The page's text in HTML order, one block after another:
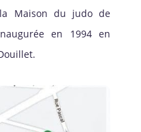
Maison du judo de
en 1994 en